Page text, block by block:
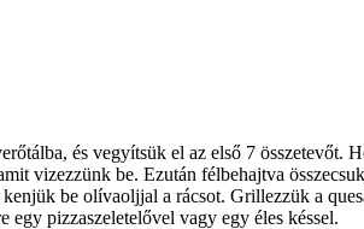
és vegyítsük el az első 7 összetevőt.
vizezzünk be. Ezután félbehajtva
be olívaoljjal a rácsot. Grillezzük a
egy pizzaszeletelővel vagy egy éles késsel.